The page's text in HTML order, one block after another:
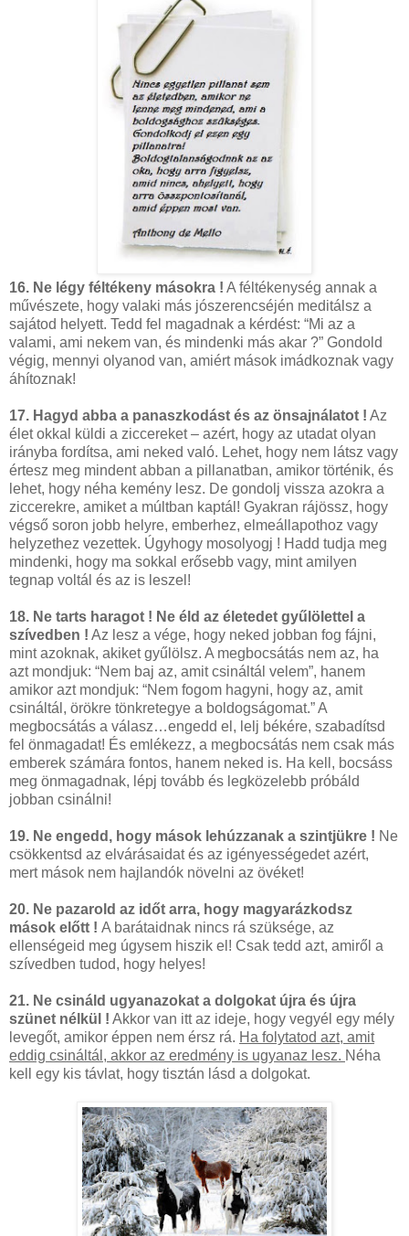
16. Ne légy féltékeny másokra ! A féltékenység annak a
művészete, hogy valaki más jószerencséjén meditálsz a
sajátod helyett. Tedd fel magadnak a kérdést: “Mi az a
valami, ami nekem van, és mindenki más akar ?” Gondold
végig, mennyi olyanod van, amiért mások imádkoznak vagy
áhítoznak!
17. Hagyd abba a panaszkodást és az önsajnálatot ! Az
élet okkal küldi a ziccereket – azért, hogy az utadat olyan
irányba fordítsa, ami neked való. Lehet, hogy nem látsz vagy
értesz meg mindent abban a pillanatban, amikor történik, és
lehet, hogy néha kemény lesz. De gondolj vissza azokra a
ziccerekre, amiket a múltban kaptál! Gyakran rájössz, hogy
végső soron jobb helyre, emberhez, elmeállapothoz vagy
helyzethez vezettek. Úgyhogy mosolyogj ! Hadd tudja meg
mindenki, hogy ma sokkal erősebb vagy, mint amilyen
tegnap voltál és az is leszel!
18. Ne tarts haragot ! Ne éld az életedet gyűlölettel a
szívedben ! Az lesz a vége, hogy neked jobban fog fájni,
mint azoknak, akiket gyűlölsz. A megbocsátás nem az, ha
azt mondjuk: “Nem baj az, amit csináltál velem”, hanem
amikor azt mondjuk: “Nem fogom hagyni, hogy az, amit
csináltál, örökre tönkretegye a boldogságomat.” A
megbocsátás a válasz…engedd el, lelj békére, szabadítsd
fel önmagadat! És emlékezz, a megbocsátás nem csak más
emberek számára fontos, hanem neked is. Ha kell, bocsáss
meg önmagadnak, lépj tovább és legközelebb próbáld
jobban csinálni!
19. Ne engedd, hogy mások lehúzzanak a szintjükre ! Ne
csökkentsd az elvárásaidat és az igényességedet azért,
mert mások nem hajlandók növelni az övéket!
20. Ne pazarold az időt arra, hogy magyarázkodsz
mások előtt ! A barátaidnak nincs rá szüksége, az
ellenségeid meg úgysem hiszik el! Csak tedd azt, amiről a
szívedben tudod, hogy helyes!
21. Ne csináld ugyanazokat a dolgokat újra és újra
szünet nélkül ! Akkor van itt az ideje, hogy vegyél egy mély
levegőt, amikor éppen nem érsz rá. Ha folytatod azt, amit
eddig csináltál, akkor az eredmény is ugyanaz lesz. Néha
kell egy kis távlat, hogy tisztán lásd a dolgokat.